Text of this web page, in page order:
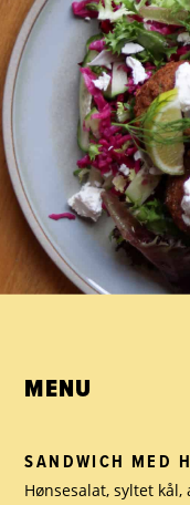
MENU
SANDWICH MED
Hønsesalat, syltet